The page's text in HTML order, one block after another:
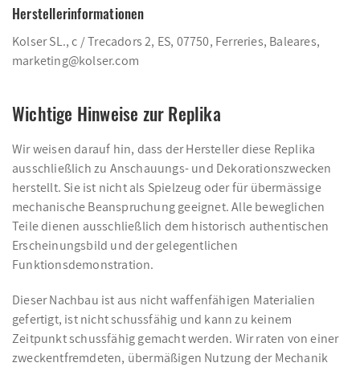
Herstellerinformationen
Kolser SL., c / Trecadors 2, ES, 07750, Ferreries, Baleares,
marketing@kolser.com
Wichtige Hinweise zur Replika
Wir weisen darauf hin, dass der Hersteller diese Replika
ausschließlich zu Anschauungs- und Dekorationszwecken
herstellt. Sie ist nicht als Spielzeug oder für übermässige
mechanische Beanspruchung geeignet. Alle beweglichen
Teile dienen ausschließlich dem historisch authentischen
Erscheinungsbild und der gelegentlichen
Funktionsdemonstration.
Dieser Nachbau ist aus nicht waffenfähigen Materialien
gefertigt, ist nicht schussfähig und kann zu keinem
Zeitpunkt schussfähig gemacht werden. Wir raten von einer
zweckentfremdeten, übermäßigen Nutzung der Mechanik